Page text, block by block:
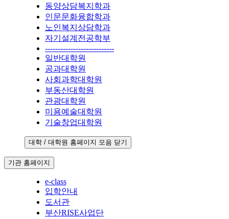
동양상담복지학과
인문문화융합학과
노인복지상담학과
자기설계전공학부
---------------------------
일반대학원
공과대학원
사회과학대학원
부동산대학원
관광대학원
미용예술대학원
기술창업대학원
대학 / 대학원 홈페이지 모음 닫기
기관 홈페이지
e-class
입학안내
도서관
부산RISE사업단